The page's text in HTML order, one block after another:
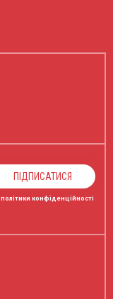
ПІДПИСАТИСЯ
політики конфіденційності